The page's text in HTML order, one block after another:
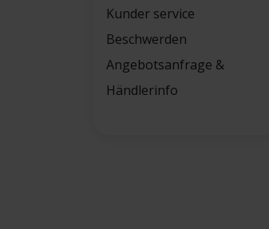
Kunder service
Beschwerden
Angebotsanfrage &
Händlerinfo